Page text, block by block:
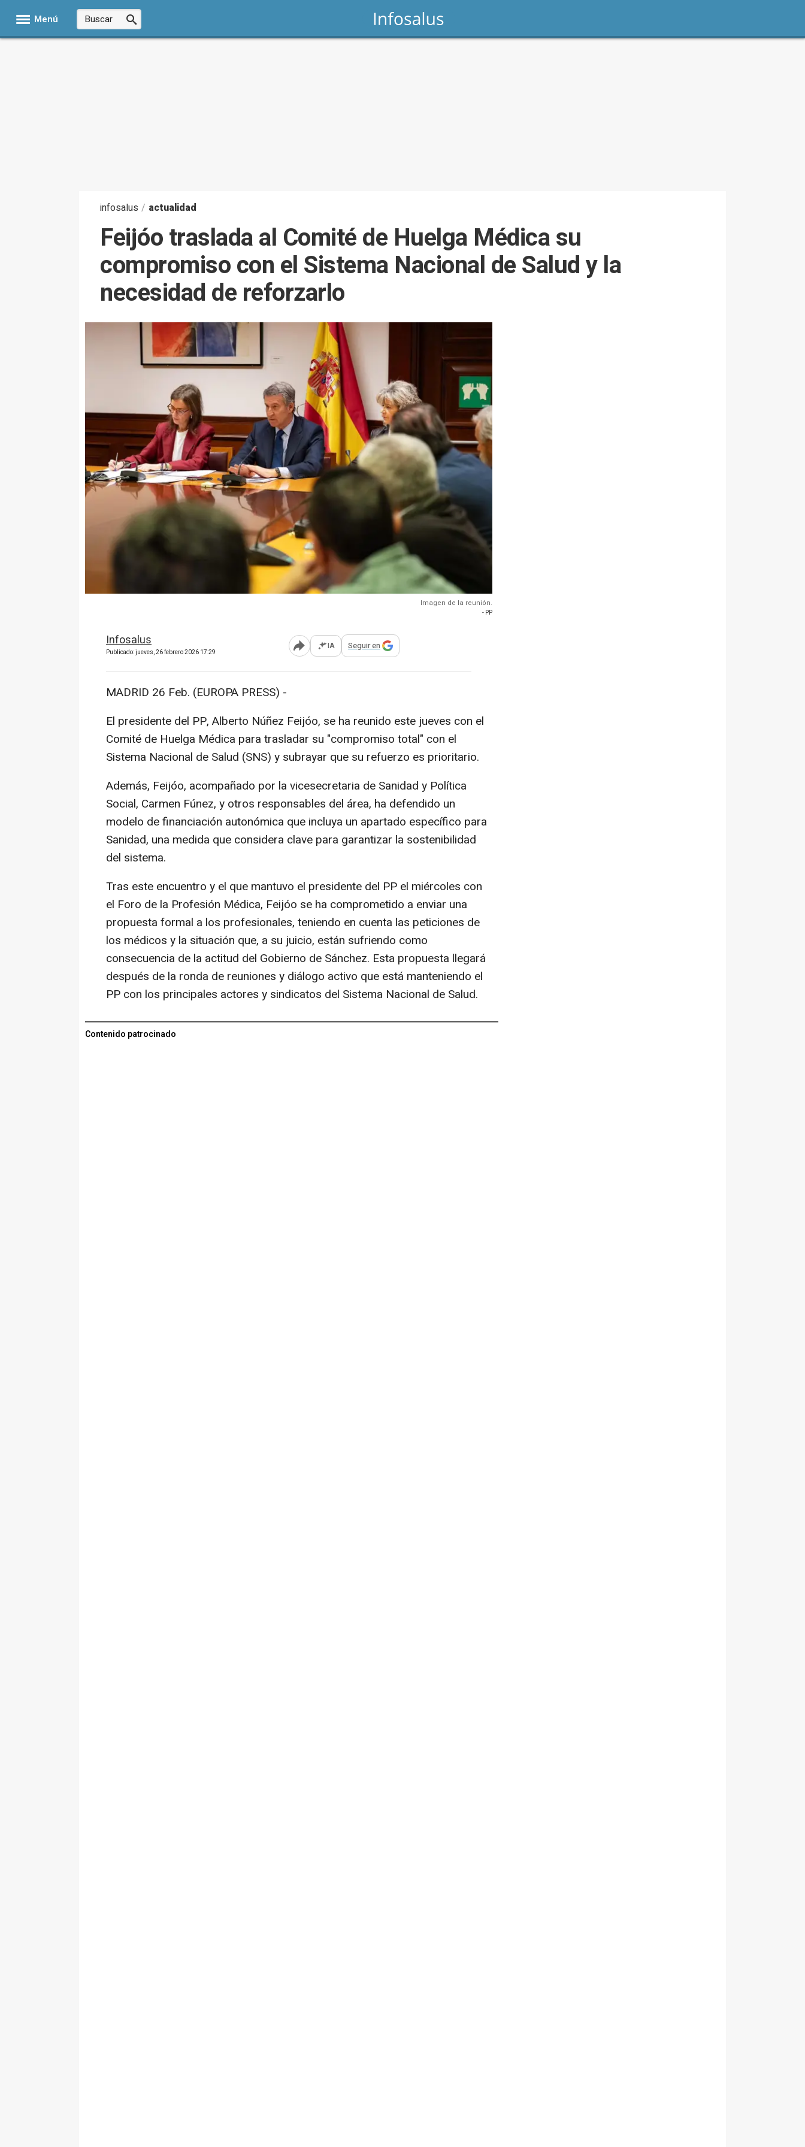
Menú
infosalus / actualidad
Feijóo traslada al Comité de Huelga Médica su
compromiso con el Sistema Nacional de Salud y la
necesidad de reforzarlo
Imagen de la reunión.
- PP
Infosalus
Publicado: jueves, 26 febrero 2026 17:29 Abrir opciones para compartir
IA Seguir en
MADRID 26 Feb. (EUROPA PRESS) -
El presidente del PP, Alberto Núñez Feijóo, se ha reunido este jueves con el
Comité de Huelga Médica para trasladar su "compromiso total" con el
Sistema Nacional de Salud (SNS) y subrayar que su refuerzo es prioritario.
Además, Feijóo, acompañado por la vicesecretaria de Sanidad y Política
Social, Carmen Fúnez, y otros responsables del área, ha defendido un
modelo de financiación autonómica que incluya un apartado específico para
Sanidad, una medida que considera clave para garantizar la sostenibilidad
del sistema.
Tras este encuentro y el que mantuvo el presidente del PP el miércoles con
el Foro de la Profesión Médica, Feijóo se ha comprometido a enviar una
propuesta formal a los profesionales, teniendo en cuenta las peticiones de
los médicos y la situación que, a su juicio, están sufriendo como
consecuencia de la actitud del Gobierno de Sánchez. Esta propuesta llegará
después de la ronda de reuniones y diálogo activo que está manteniendo el
PP con los principales actores y sindicatos del Sistema Nacional de Salud.
Contenido patrocinado